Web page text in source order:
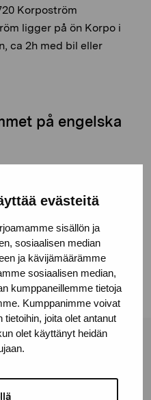
evästeitä
sisällön ja
sosiaalisen median
ja kävijämäärämme
sosiaalisen median,
kumppaneillemme tietoja
Kumppanimme voivat
joita olet antanut
olet käyttänyt heidän
Korpoström
ligger på ön Korpo i
ca 2h med bil eller
på engelska